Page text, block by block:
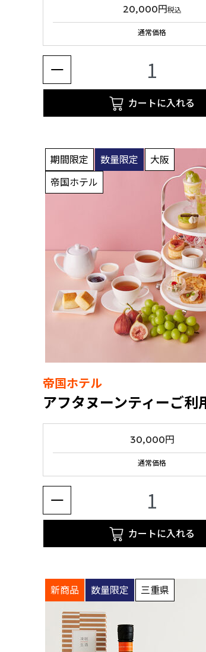
20,000円税込
通常価格
カートに入れる
期間限定 数量限定
大阪
帝国ホテル
帝国ホテル
30,000円
通常価格
カートに入れる
新商品 数量限定 三重県